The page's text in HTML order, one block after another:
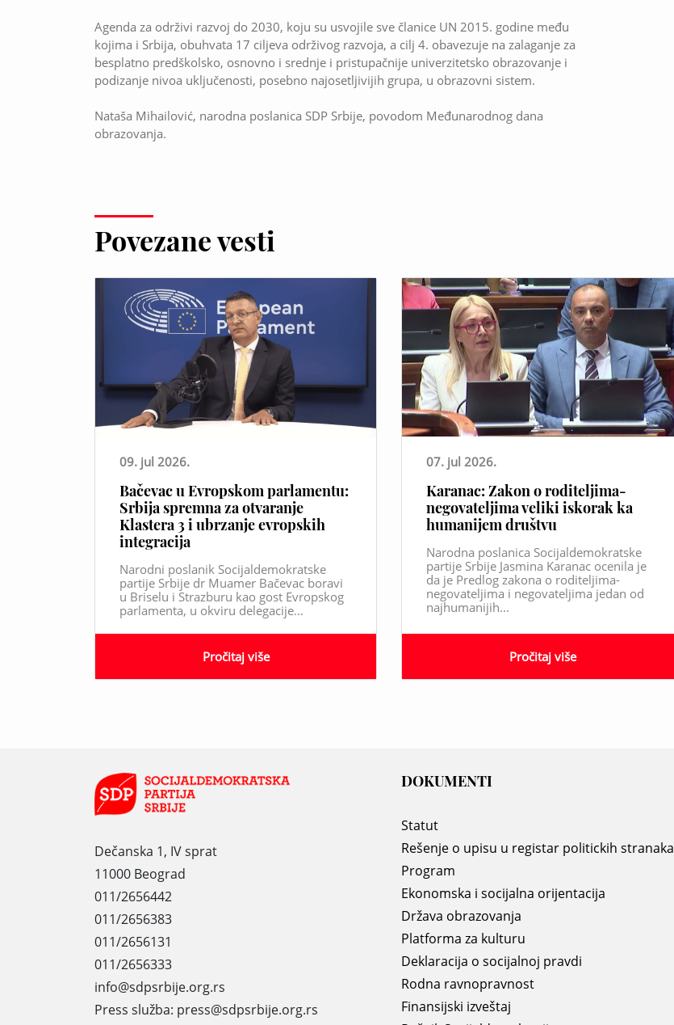
Agenda za održivi razvoj do 2030, koju su usvojile sve članice UN 2015. godine među
kojima i Srbija, obuhvata 17 ciljeva održivog razvoja, a cilj 4. obavezuje na zalaganje za
bеsplatno predškolsko, osnovno i srеdnjе i pristupačnije univerzitetsko obrazovanje i
podizanje nivoa uključenosti, posebno najosetljivijih grupa, u obrazovni sistem.
Nataša Mihailović, narodna poslanica SDP Srbije, povodom Međunarodnog dana
obrazovanja.
Povezane vesti
09. jul 2026.
Bačevac u Evropskom parlamentu:
Srbija spremna za otvaranje
Klastera 3 i ubrzanje evropskih
integracija
Narodni poslanik Socijaldemokratske
partije Srbije dr Muamer Bačevac boravi
u Briselu i Strazburu kao gost Evropskog
parlamenta, u okviru delegacije...
Pročitaj više
07. jul 2026.
Karanac: Zakon o roditeljima-
negovateljima veliki iskorak ka
humanijem društvu
Narodna poslanica Socijaldemokratske
partije Srbije Jasmina Karanac ocenila je
da je Predlog zakona o roditeljima-
negovateljima i negovateljima jedan od
najhumanijih...
Pročitaj više
Dečanska 1, IV sprat
11000 Beograd
011/2656442
011/2656383
011/2656131
011/2656333
info@sdpsrbije.org.rs
Press služba: press@sdpsrbije.org.rs
DOKUMENTI
Statut
Rešenje o upisu u registar politickih stranaka
Program
Ekonomska i socijalna orijentacija
Država obrazovanja
Platforma za kulturu
Deklaracija o socijalnoj pravdi
Rodna ravnopravnost
Finansijski izveštaj